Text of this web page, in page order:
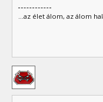
...az élet álom, az álom